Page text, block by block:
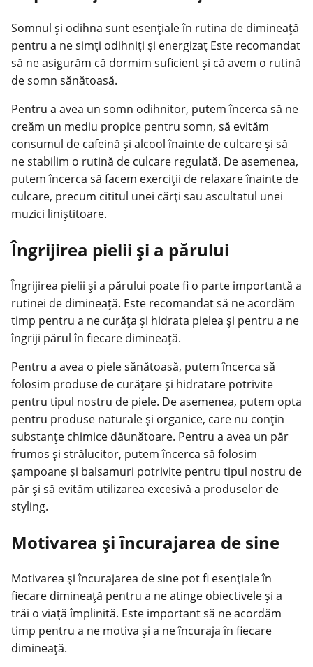
Somnul și odihna sunt esențiale în rutina de dimineață
pentru a ne simți odihniți și energizaț Este recomandat
să ne asigurăm că dormim suficient și că avem o rutină
de somn sănătoasă.
Pentru a avea un somn odihnitor, putem încerca să ne
creăm un mediu propice pentru somn, să evităm
consumul de cafeină și alcool înainte de culcare și să
ne stabilim o rutină de culcare regulată. De asemenea,
putem încerca să facem exerciții de relaxare înainte de
culcare, precum cititul unei cărți sau ascultatul unei
muzici liniștitoare.
Îngrijirea pielii și a părului
Îngrijirea pielii și a părului poate fi o parte importantă a
rutinei de dimineață. Este recomandat să ne acordăm
timp pentru a ne curăța și hidrata pielea și pentru a ne
îngriji părul în fiecare dimineață.
Pentru a avea o piele sănătoasă, putem încerca să
folosim produse de curățare și hidratare potrivite
pentru tipul nostru de piele. De asemenea, putem opta
pentru produse naturale și organice, care nu conțin
substanțe chimice dăunătoare. Pentru a avea un păr
frumos și strălucitor, putem încerca să folosim
șampoane și balsamuri potrivite pentru tipul nostru de
păr și să evităm utilizarea excesivă a produselor de
styling.
Motivarea și încurajarea de sine
Motivarea și încurajarea de sine pot fi esențiale în
fiecare dimineață pentru a ne atinge obiectivele și a
trăi o viață împlinită. Este important să ne acordăm
timp pentru a ne motiva și a ne încuraja în fiecare
dimineață.